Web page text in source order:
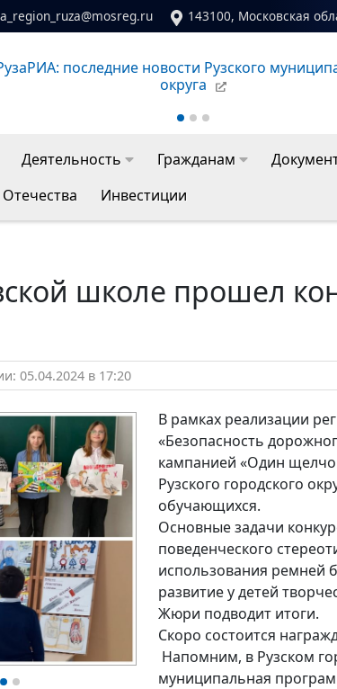
143100, Московская
последние новости Рузского
округа
Деятельность Гражданам
Инвестиции
школе прошел
05.04.2024 в 17:20
В рамках реализации
«Безопасность
кампанией «Один
Рузского городского
обучающихся.
Основные задачи
поведенческого
использования ремней
развитие у детей
Жюри подводит итоги.
Скоро состоится
Напомним, в Рузском
муниципальная